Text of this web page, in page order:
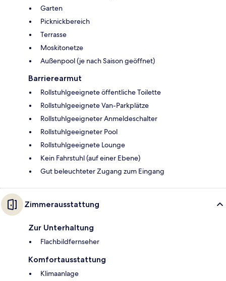
Garten
Picknickbereich
Terrasse
Moskitonetze
Außenpool (je nach Saison geöffnet)
Barrierearmut
Rollstuhlgeeignete öffentliche Toilette
Rollstuhlgeeignete Van-Parkplätze
Rollstuhlgeeigneter Anmeldeschalter
Rollstuhlgeeigneter Pool
Rollstuhlgeeignete Lounge
Kein Fahrstuhl (auf einer Ebene)
Gut beleuchteter Zugang zum Eingang
Zimmerausstattung
Zur Unterhaltung
Flachbildfernseher
Komfortausstattung
Klimaanlage